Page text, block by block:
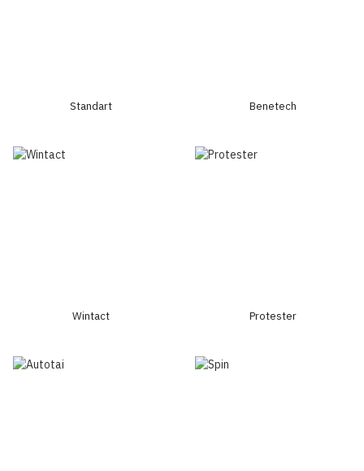
Standart Benetech
Wintact Protester